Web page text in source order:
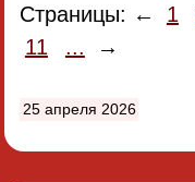
Страницы: ←
1
11
... →
25 апреля 2026